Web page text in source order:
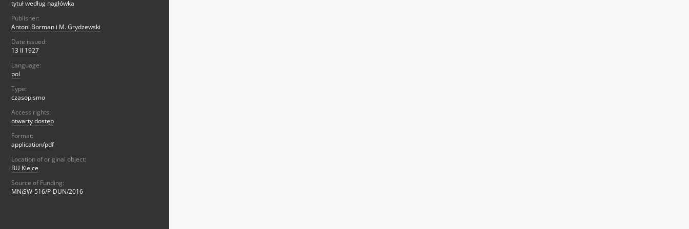
tytuł według nagłówka
Publisher:
Antoni Borman i M. Grydzewski
Date issued:
13 II 1927
Language:
pol
Type:
czasopismo
Access rights:
otwarty dostęp
Format:
application/pdf
Location of original object:
BU Kielce
Source of Funding:
MNiSW-516/P-DUN/2016